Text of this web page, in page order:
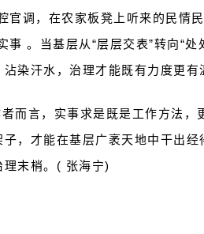
官调，在农家板凳上听来的民情
事 。当基层从“层层交表”转向“
染汗水，治理才能既有力度更有
而言，实事求是既是工作方法，
，才能在基层广袤天地中干出
理末梢。( 张海宁)